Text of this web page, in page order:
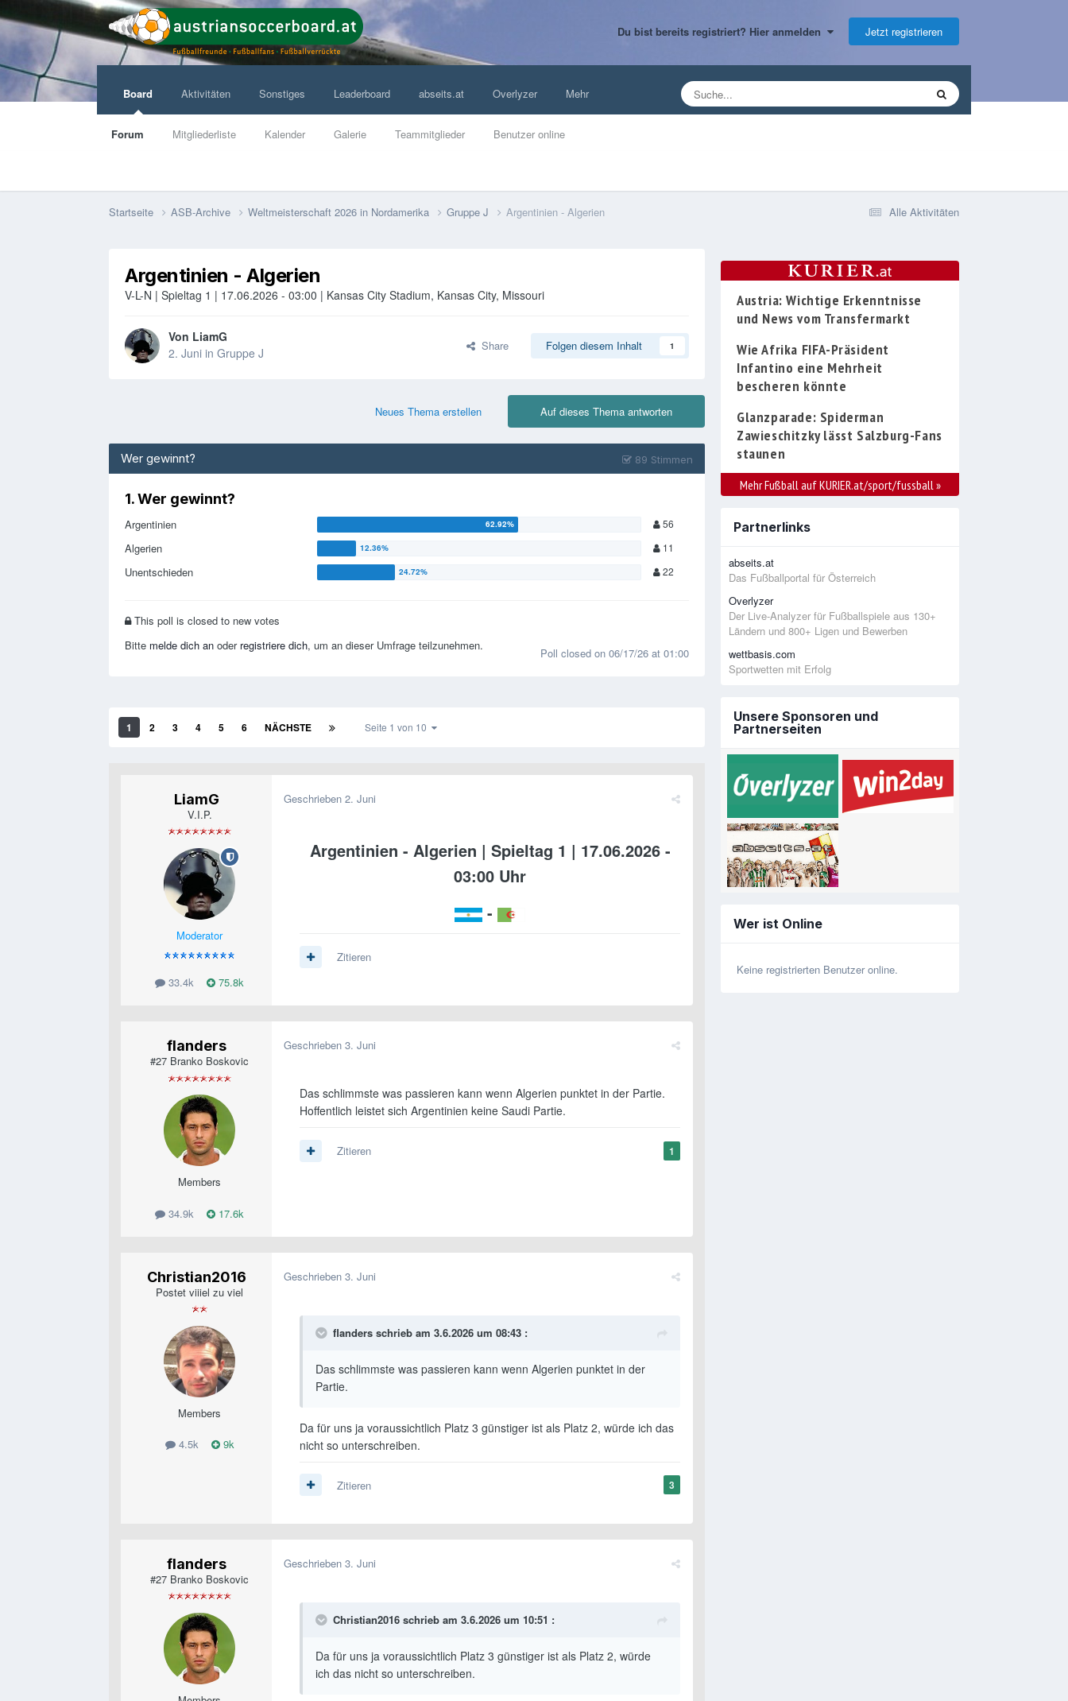
Du bist bereits registriert? Hier anmelden Jetzt registrieren
Board
Forum Mitgliederliste Kalender Galerie Teammitglieder Benutzer online
Aktivitäten Sonstiges Leaderboard abseits.at Overlyzer Mehr
Alle Aktivitäten
Startseite ASB-Archive Weltmeisterschaft 2026 in Nordamerika Gruppe J Argentinien - Algerien
Argentinien - Algerien
V-L-N | Spieltag 1 | 17.06.2026 - 03:00 | Kansas City Stadium, Kansas City, Missouri
Von LiamG
2. Juni in Gruppe J Share Folgen diesem Inhalt 1
Auf dieses Thema antworten
Neues Thema erstellen
Wer gewinnt? 89 Stimmen
1. Wer gewinnt?
Argentinien 56
Algerien 11
Unentschieden 22
This poll is closed to new votes
Bitte melde dich an oder registriere dich, um an dieser Umfrage teilzunehmen.
Poll closed on 06/17/26 at 01:00
1 2 3 4 5 6 NÄCHSTE Seite 1 von 10
LiamG
V.I.P.
Moderator
33.4k 75.8k
Geschrieben 2. Juni
Argentinien - Algerien | Spieltag 1 | 17.06.2026 -
03:00 Uhr
-
Zitieren
flanders
#27 Branko Boskovic
Members
34.9k 17.6k
Geschrieben 3. Juni
Das schlimmste was passieren kann wenn Algerien punktet in der Partie.
Hoffentlich leistet sich Argentinien keine Saudi Partie.
1
Zitieren
Christian2016
Postet viiiel zu viel
Members
4.5k 9k
Geschrieben 3. Juni
flanders schrieb am 3.6.2026 um 08:43 :
Das schlimmste was passieren kann wenn Algerien punktet in der
Partie.
Da für uns ja voraussichtlich Platz 3 günstiger ist als Platz 2, würde ich das
nicht so unterschreiben.
3
Zitieren
flanders
#27 Branko Boskovic
Geschrieben 3. Juni
Christian2016 schrieb am 3.6.2026 um 10:51 :
Da für uns ja voraussichtlich Platz 3 günstiger ist als Platz 2, würde
ich das nicht so unterschreiben.
Austria: Wichtige Erkenntnisse
und News vom Transfermarkt
Wie Afrika FIFA-Präsident
Infantino eine Mehrheit
bescheren könnte
Glanzparade: Spiderman
Zawieschitzky lässt Salzburg-Fans
staunen
Mehr Fußball auf KURIER.at/sport/fussball »
Partnerlinks
abseits.at
Das Fußballportal für Österreich
Overlyzer
Der Live-Analyzer für Fußballspiele aus 130+
Ländern und 800+ Ligen und Bewerben
wettbasis.com
Sportwetten mit Erfolg
Unsere Sponsoren und
Partnerseiten
Wer ist Online
Keine registrierten Benutzer online.